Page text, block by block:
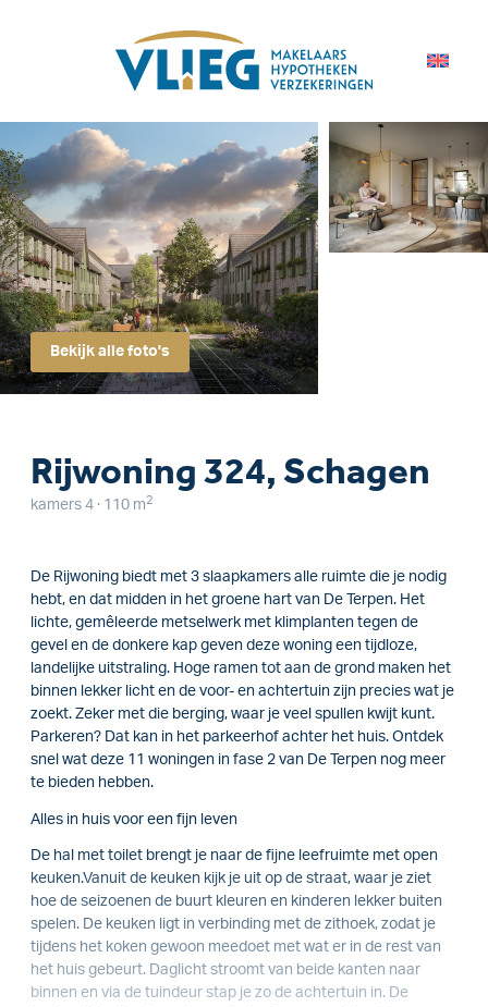
Bekijk alle foto's
Rijwoning 324, Schagen
kamers 4 · 110 m 2
De Rijwoning biedt met 3 slaapkamers alle ruimte die je nodig
hebt, en dat midden in het groene hart van De Terpen. Het
lichte, gemêleerde metselwerk met klimplanten tegen de
gevel en de donkere kap geven deze woning een tijdloze,
landelijke uitstraling. Hoge ramen tot aan de grond maken het
binnen lekker licht en de voor- en achtertuin zijn precies wat je
zoekt. Zeker met die berging, waar je veel spullen kwijt kunt.
Parkeren? Dat kan in het parkeerhof achter het huis. Ontdek
snel wat deze 11 woningen in fase 2 van De Terpen nog meer
te bieden hebben.
Alles in huis voor een fijn leven
De hal met toilet brengt je naar de fijne leefruimte met open
keuken.Vanuit de keuken kijk je uit op de straat, waar je ziet
hoe de seizoenen de buurt kleuren en kinderen lekker buiten
spelen. De keuken ligt in verbinding met de zithoek, zodat je
tijdens het koken gewoon meedoet met wat er in de rest van
het huis gebeurt. Daglicht stroomt van beide kanten naar
binnen en via de tuindeur stap je zo de achtertuin in. De